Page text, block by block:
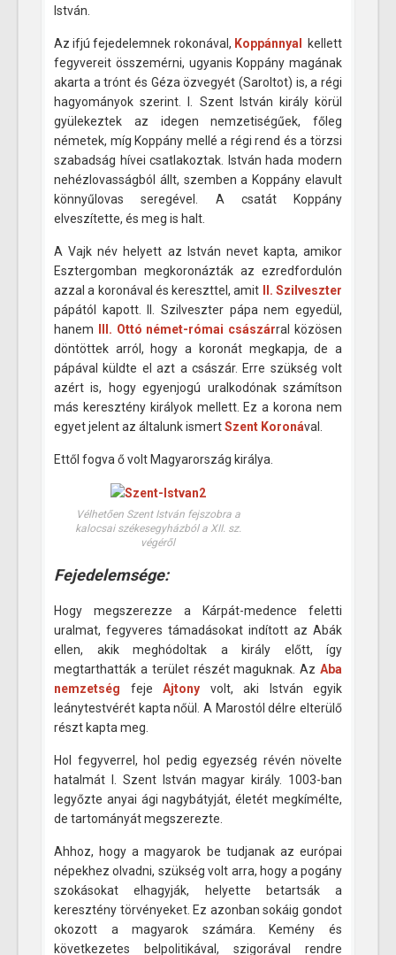
István.
Az ifjú fejedelemnek rokonával, Koppánnyal
kellett
fegyvereit összemérni, ugyanis Koppány magának
akarta a trónt és Géza özvegyét (Saroltot) is, a régi
hagyományok szerint. I. Szent István király körül
gyülekeztek az idegen nemzetiségűek, főleg
németek, míg Koppány mellé a régi rend és a törzsi
szabadság hívei csatlakoztak. István hada modern
nehézlovasságból állt, szemben a Koppány elavult
könnyűlovas seregével. A csatát Koppány
elveszítette, és meg is halt.
A Vajk név helyett az István nevet kapta, amikor
Esztergomban megkoronázták az ezredfordulón
azzal a koronával és kereszttel, amit
II. Szilveszter
pápától kapott. II. Szilveszter pápa nem egyedül,
hanem
III. Ottó német-római császárral közösen
döntöttek arról, hogy a koronát megkapja, de a
pápával küldte el azt a császár. Erre szükség volt
azért is, hogy egyenjogú uralkodónak számítson
más keresztény királyok mellett. Ez a korona nem
egyet jelent az általunk ismertSzent Koronával.
Ettől fogva ő volt Magyarország királya.
Vélhetően Szent István fejszobra a
kalocsai székesegyházból a XII. sz.
végéről
Fejedelemsége:
Hogy megszerezze a Kárpát-medence feletti
uralmat, fegyveres támadásokat indított az Abák
ellen, akik meghódoltak a király előtt, így
megtarthatták a terület részét maguknak. Az Aba
nemzetség feje Ajtony volt, aki István egyik
leánytestvérét kapta nőül. A Marostól délre elterülő
részt kapta meg.
Hol fegyverrel, hol pedig egyezség révén növelte
hatalmát I. Szent István magyar király. 1003-ban
legyőzte anyai ági nagybátyját, életét megkímélte,
de tartományát megszerezte.
Ahhoz, hogy a magyarok be tudjanak az európai
népekhez olvadni, szükség volt arra, hogy a pogány
szokásokat elhagyják, helyette betartsák a
keresztény törvényeket. Ez azonban sokáig gondot
okozott a magyarok számára. Kemény és
következetes belpolitikával, szigorával rendre